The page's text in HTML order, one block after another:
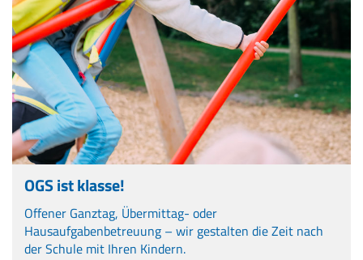
OGS ist klasse!
Offener Ganztag, Übermittag- oder
Hausaufgabenbetreuung – wir gestalten die Zeit nach
der Schule mit Ihren Kindern.